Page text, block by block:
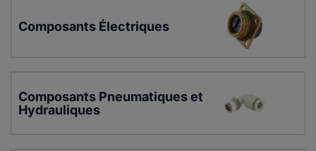
Composants Électriques
Composants Pneumatiques et
Hydrauliques